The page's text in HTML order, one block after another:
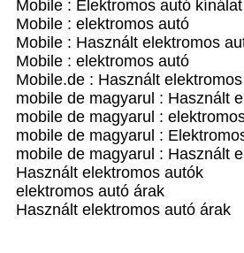
Mobile : Elektromos autó kínálat
Mobile : elektromos autó
Mobile : Használt elektromos
Mobile : elektromos autó
Mobile.de : Használt
mobile de magyarul : Használt
mobile de magyarul :
mobile de magyarul :
mobile de magyarul : Használt
Használt elektromos autók
elektromos autó árak
Használt elektromos autó árak